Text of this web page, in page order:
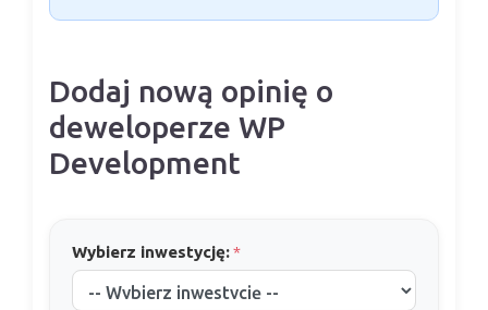
Dodaj nową opinię o
deweloperze WP
Development
Wybierz inwestycję:*